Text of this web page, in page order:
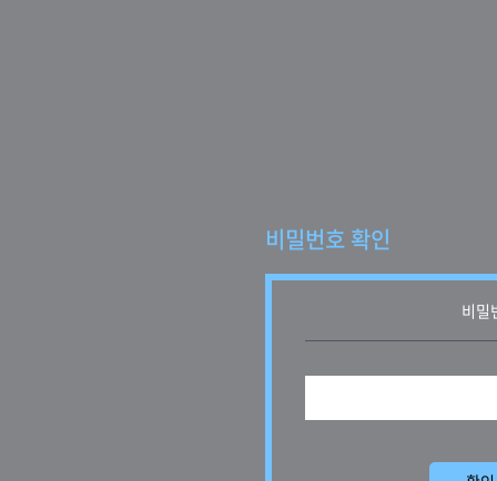
비밀번호 확인
비밀